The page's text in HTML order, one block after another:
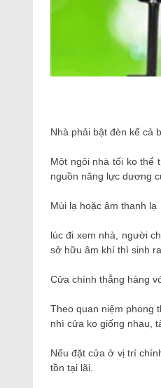
Nhà phải bật đèn kể cả
Một ngôi nhà tối ko thể
nguồn năng lực dương
Mùi lạ hoặc âm thanh lạ
lúc đi xem nhà, người
sở hữu âm khí thì sinh
Cửa chính thẳng hàng
Theo quan niệm phong
nhì cửa ko giống nhau,
Nếu đặt cửa ở vị trí
tồn tại lãi.